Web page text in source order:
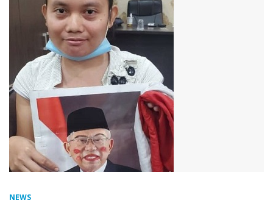
NEWS